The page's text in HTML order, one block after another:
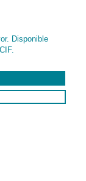
Disponible